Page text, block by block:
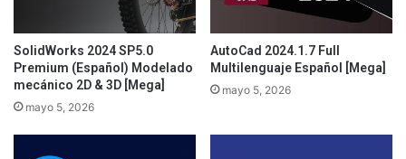
SolidWorks 2024 SP5.0
Premium (Español) Modelado
mecánico 2D & 3D [Mega]
mayo 5, 2026
AutoCad 2024.1.7 Full
Multilenguaje Español [Mega]
mayo 5, 2026